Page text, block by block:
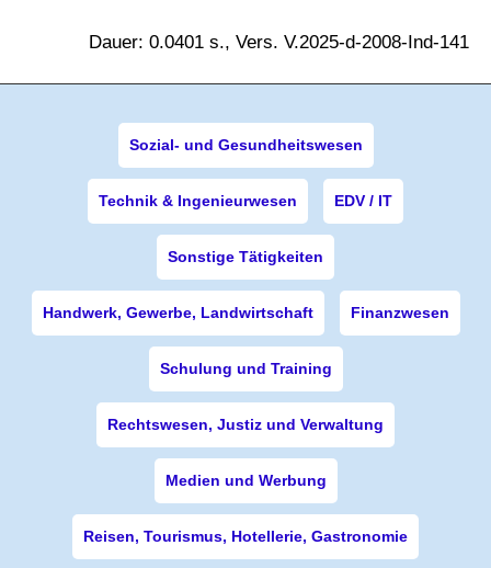
Dauer: 0.0401 s., Vers. V.2025-d-2008-Ind-141
Sozial- und Gesundheitswesen
Technik & Ingenieurwesen EDV / IT
Sonstige Tätigkeiten
Handwerk, Gewerbe, Landwirtschaft Finanzwesen
Schulung und Training
Rechtswesen, Justiz und Verwaltung
Medien und Werbung
Reisen, Tourismus, Hotellerie, Gastronomie